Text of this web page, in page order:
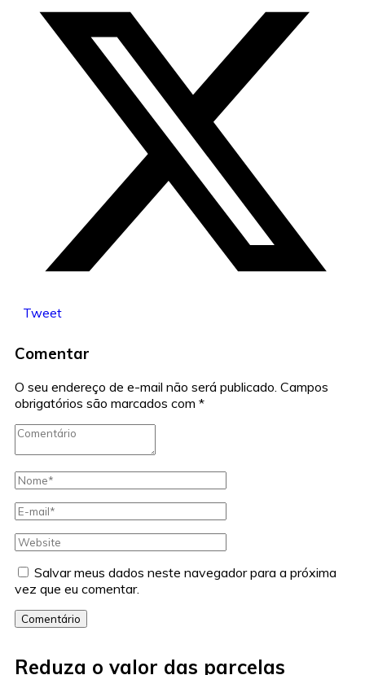
Tweet
Comentar
O seu endereço de e-mail não será publicado. Campos
obrigatórios são marcados com *
Salvar meus dados neste navegador para a próxima
vez que eu comentar.
Comentário
Reduza o valor das parcelas